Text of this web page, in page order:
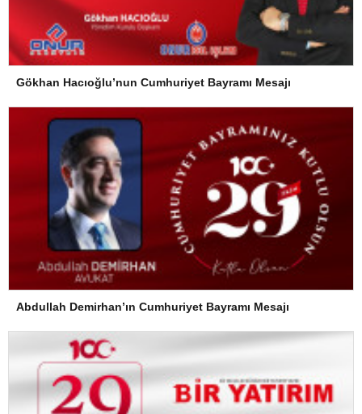
Gökhan Hacıoğlu’nun Cumhuriyet Bayramı Mesajı
Abdullah Demirhan’ın Cumhuriyet Bayramı Mesajı